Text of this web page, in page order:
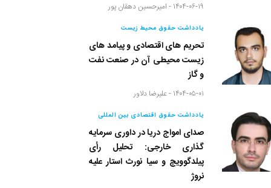
۱۴۰۴-۰۶-۱۹ - امیرحسین دهقان پور
یادداشت حقوق محیط زیست
تحریم های اقتصادی و پیامد های
زیست محیطی آن در صنعت نفت
و گاز
۱۴۰۴-۰۵-۰۱ - علیرضا دلاور
یادداشت حقوق اقتصادی بین المللی
صدای امواج دریا در داوری سرمایه
گذاری خارجی: تحلیل رأی
پیلدگوویچ و سیا نورث استار علیه
نروژ